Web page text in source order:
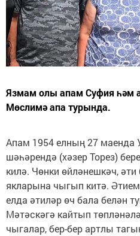
Язмам олы апам Суфия һәм
Мөслимә апа турында.
Апам 1954 елның 27 маенда
шәһәрендә (хәзер Торез)
килә. Чөнки өйләнешкәч, әти
якларына чыгып китә.
елда әтиләр өч бала белән
Мәтәскәгә кайтып
чыгалар, бер-бер артлы